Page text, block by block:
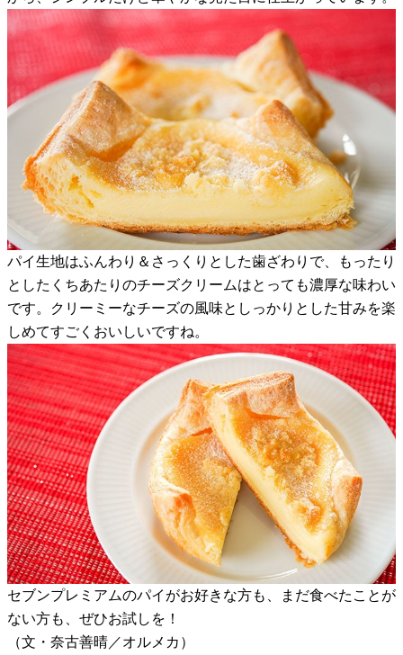
パイ生地はふんわり＆さっくりとした歯ざわりで、もったり
としたくちあたりのチーズクリームはとっても濃厚な味わい
です。クリーミーなチーズの風味としっかりとした甘みを楽
しめてすごくおいしいですね。
セブンプレミアムのパイがお好きな方も、まだ食べたことが
ない方も、ぜひお試しを！
（文・奈古善晴／オルメカ）